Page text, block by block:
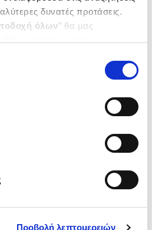
δυνατές προτάσεις.
όλων’’ θα μας
από τα παρακάτω με την
να ενημερωθείτε σχετικά με
Προβολή λεπτομερειών